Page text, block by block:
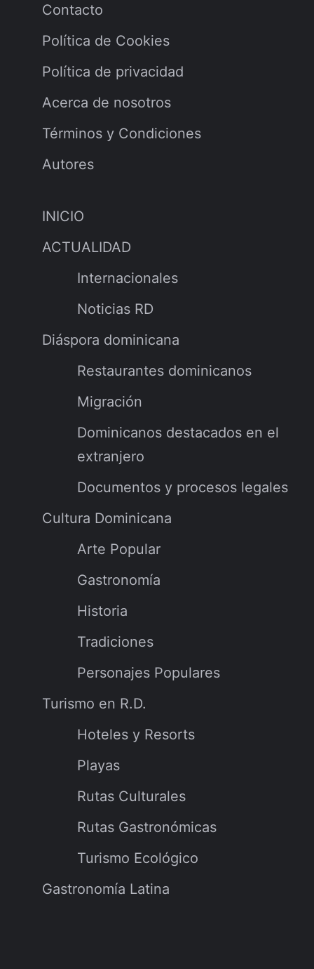
Contacto
Política de Cookies
Política de privacidad
Acerca de nosotros
Términos y Condiciones
Autores
INICIO
ACTUALIDAD
Internacionales
Noticias RD
Diáspora dominicana
Restaurantes dominicanos
Migración
Dominicanos destacados en el
extranjero
Documentos y procesos legales
Cultura Dominicana
Arte Popular
Gastronomía
Historia
Tradiciones
Personajes Populares
Turismo en R.D.
Hoteles y Resorts
Playas
Rutas Culturales
Rutas Gastronómicas
Turismo Ecológico
Gastronomía Latina